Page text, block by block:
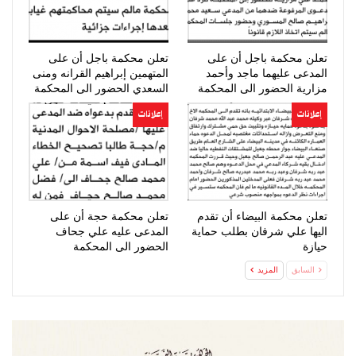
تعلن محكمة باجل أن على
المدعى عليهما ماجد وأحمد
مزارية الحضور الى المحكمة
تعلن محكمة باجل أن على
المتهمين إبراهيم القرانه ومنى
السعدي الحضور الى المحكمة
إعلانات
تعلن محكمة البيضاء أن تقدم
اليها علي شرفان بطلب حماية
حيازة
إعلانات
تعلن محكمة حجة أن على
المدعى عليه علي جحاف
الحضور الى المحكمة
السابق المزيد